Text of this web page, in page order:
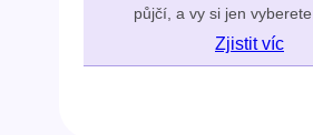
půjčí, a vy si jen vyberete.
Zjistit víc